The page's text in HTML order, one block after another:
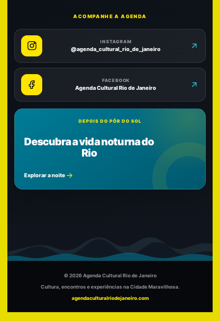
ACOMPANHE A AGENDA
INSTAGRAM
@agenda_cultural_rio_de_janeiro
FACEBOOK
Agenda Cultural Rio de Janeiro
DEPOIS DO PÔR DO SOL
Descubra a vida noturna do
Rio
Explorar a noite
© 2026 Agenda Cultural Rio de Janeiro
Cultura, encontros e experiências na Cidade Maravilhosa.
agendaculturalriodejaneiro.com